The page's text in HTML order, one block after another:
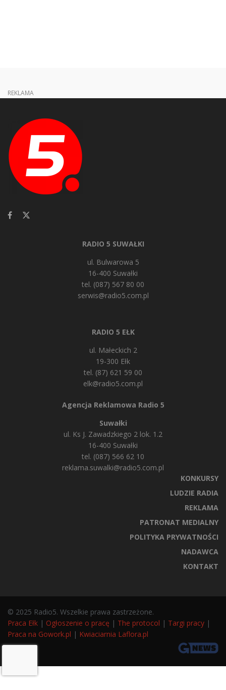
REKLAMA
RADIO 5 SUWAŁKI
ul. Bulwarowa 5
16-400 Suwałki
tel. (087) 567 80 00
serwis@radio5.com.pl
RADIO 5 EŁK
ul. Małeckich 2
19-300 Ełk
tel. (87) 621 59 00
elk@radio5.com.pl
Agencja Reklamowa Radio 5
Suwałki
ul. Ks J. Zawadzkiego 2 lok. 1.2
16-400 Suwałki
tel. (087) 566 62 10
reklama.suwalki@radio5.com.pl
KONKURSY
LUDZIE RADIA
REKLAMA
PATRONAT MEDIALNY
POLITYKA PRYWATNOŚCI
NADAWCA
KONTAKT
© 2025 Radio5. Wszelkie prawa zastrzeżone.
Praca Ełk | Ogłoszenie o pracę | The protocol | Targi pracy |
Praca na Gowork.pl | Kwiaciarnia Laflora.pl